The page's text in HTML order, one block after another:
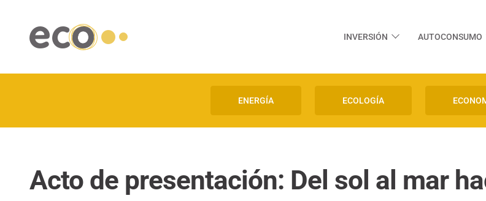
INVERSIÓN AUTOCONSUMO
ENERGÍA ECOLOGÍA
Acto de presentación: Del sol al mar